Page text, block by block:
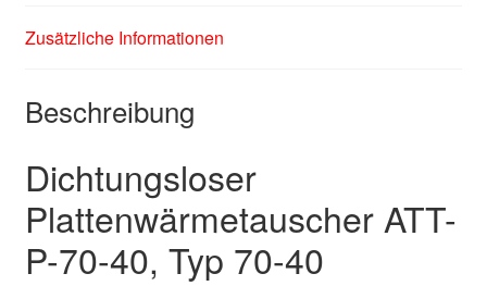
Zusätzliche Informationen
Beschreibung
Dichtungsloser
Plattenwärmetauscher ATT-
P-70-40, Typ 70-40